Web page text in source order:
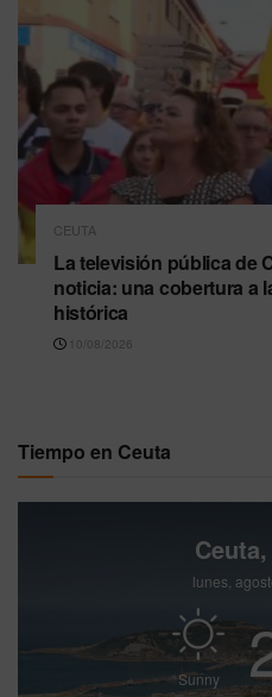
CEUTA
La televisión pública de
noticia: una cobertura a
histórica
10/08/2026
Tiempo en Ceuta
lunes,
Sunny